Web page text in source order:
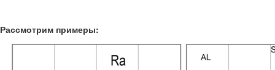
Рассмотрим примеры: